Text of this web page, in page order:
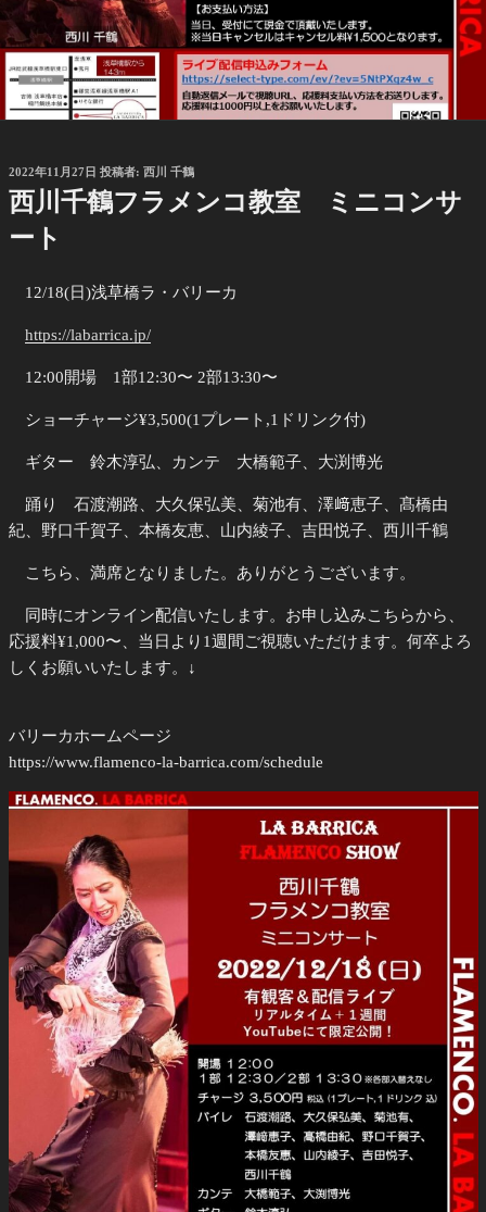
投
稿
日:
2022年11月27日 投稿者: 西川 千鶴
西川千鶴フラメンコ教室 ミニコンサ
ート
12/18(日)浅草橋ラ・バリーカ
https://labarrica.jp/
12:00開場 1部12:30〜 2部13:30〜
ショーチャージ¥3,500(1プレート,1ドリンク付)
ギター 鈴木淳弘、カンテ 大橋範子、大渕博光
踊り 石渡潮路、大久保弘美、菊池有、澤﨑恵子、髙橋由
紀、野口千賀子、本橋友恵、山内綾子、吉田悦子、西川千鶴
こちら、満席となりました。ありがとうございます。
同時にオンライン配信いたします。お申し込みこちらから、
応援料¥1,000〜、当日より1週間ご視聴いただけます。何卒よろ
しくお願いいたします。↓
バリーカホームページ
https://www.flamenco-la-barrica.com/schedule